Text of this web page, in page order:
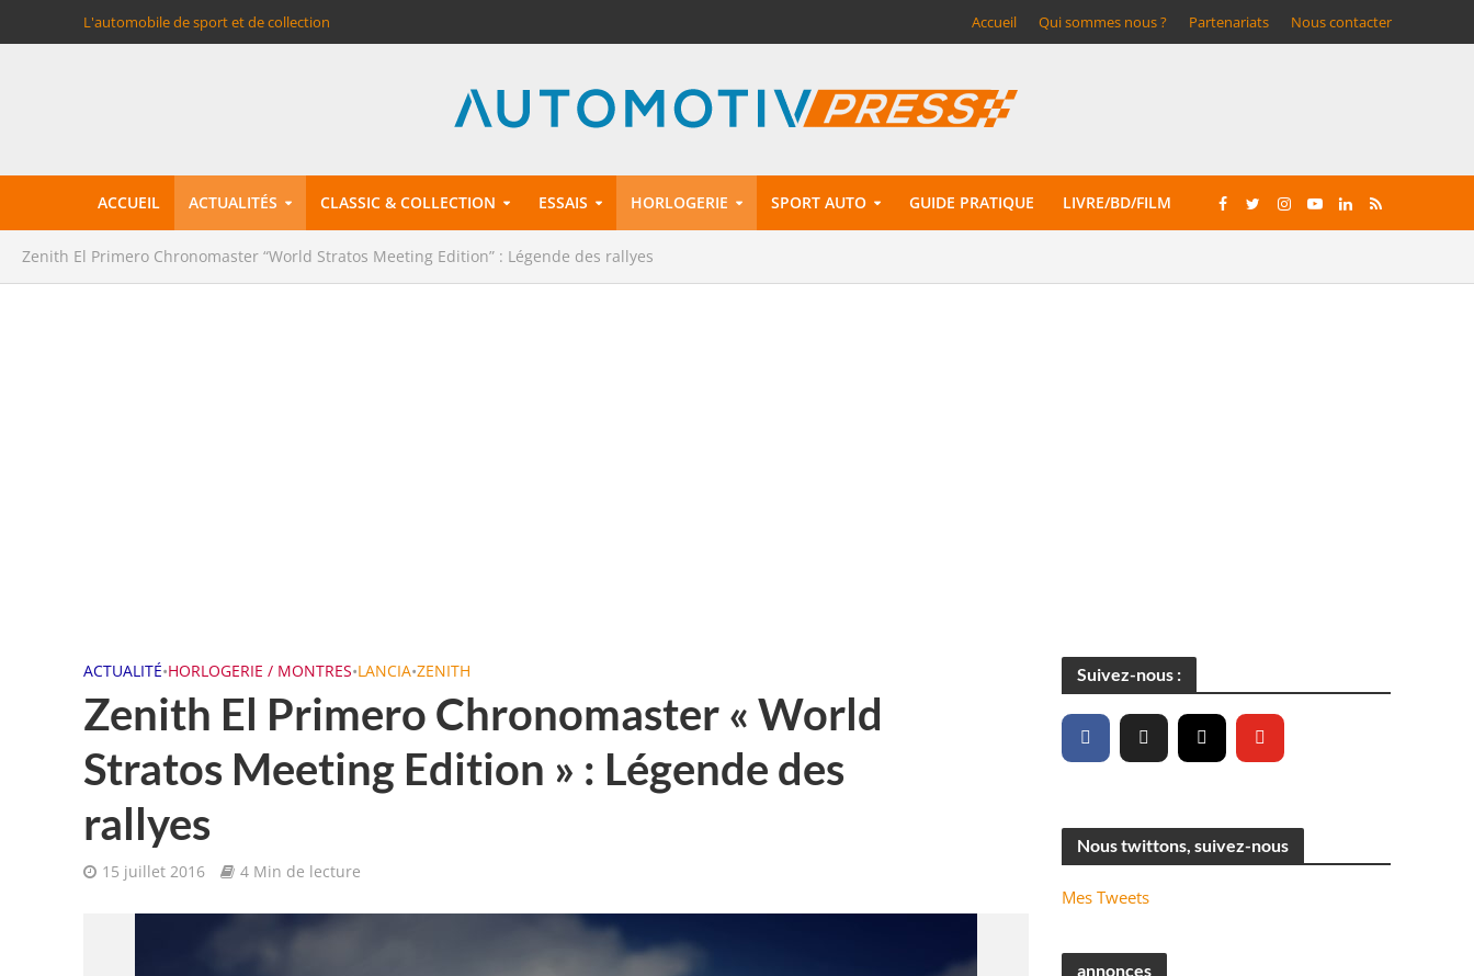
L'automobile de sport et de collection Accueil Qui sommes nous ? Partenariats Nous contacter
ACCUEIL ACTUALITÉS CLASSIC & COLLECTION ESSAIS HORLOGERIE SPORT AUTO GUIDE PRATIQUE LIVRE/BD/FILM
Zenith El Primero Chronomaster “World Stratos Meeting Edition” : Légende des rallyes
ACTUALITÉ•HORLOGERIE / MONTRES•LANCIA•ZENITH
Zenith El Primero Chronomaster « World
Stratos Meeting Edition » : Légende des
rallyes
15 juillet 2016 4 Min de lecture
Suivez-nous :
Nous twittons, suivez-nous
Mes Tweets
annonces